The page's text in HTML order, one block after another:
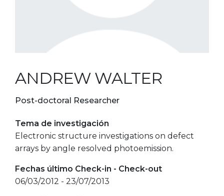
ANDREW WALTER
Post-doctoral Researcher
Tema de investigación
Electronic structure investigations on defect
arrays by angle resolved photoemission.
Fechas último Check-in - Check-out
06/03/2012 - 23/07/2013